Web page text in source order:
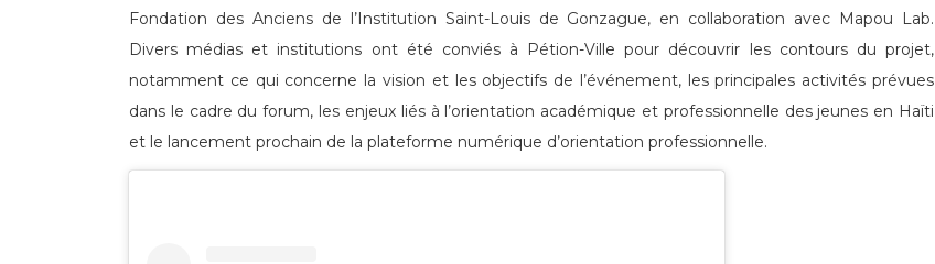
Fondation des Anciens de l’Institution Saint-Louis de Gonzague, en collaboration avec Mapou Lab.
Divers médias et institutions ont été conviés à Pétion-Ville pour découvrir les contours du projet,
notamment ce qui concerne la vision et les objectifs de l’événement, les principales activités prévues
dans le cadre du forum, les enjeux liés à l’orientation académique et professionnelle des jeunes en Haïti
et le lancement prochain de la plateforme numérique d’orientation professionnelle.